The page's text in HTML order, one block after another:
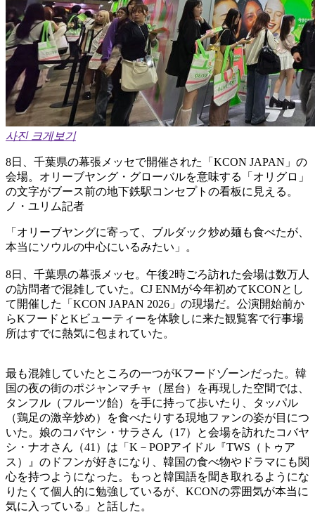
사진 크게보기
8日、千葉県の幕張メッセで開催された「KCON JAPAN」の
会場。オリーブヤング・グローバルを意味する「オリグロ」
の文字がブース前の地下鉄駅コンセプトの看板に見える。
ノ・ユリム記者
「オリーブヤングに寄って、ブルダック炒め麺も食べたが、
本当にソウルの中心にいるみたい」。
8日、千葉県の幕張メッセ。午後2時ごろ訪れた会場は数万人
の訪問者で混雑していた。CJ ENMが今年初めてKCONとし
て開催した「KCON JAPAN 2026」の現場だ。公演開始前か
らKフードとKビューティーを体験しに来た観覧客で行事場
所はすでに熱気に包まれていた。
最も混雑していたところの一つがKフードゾーンだった。韓
国の夜の街のポジャンマチャ（屋台）を再現した空間では、
タンフル（フルーツ飴）を手に持って歩いたり、タッパル
（鶏足の激辛炒め）を食べたりする現地ファンの姿が目につ
いた。娘のコバヤシ・サラさん（17）と会場を訪れたコバヤ
シ・ナオさん（41）は「K－POPアイドル『TWS（トゥア
ス）』のドフンが好きになり、韓国の食べ物やドラマにも関
心を持つようになった。もっと韓国語を聞き取れるようにな
りたくて個人的に勉強しているが、KCONの雰囲気が本当に
気に入っている」と話した。